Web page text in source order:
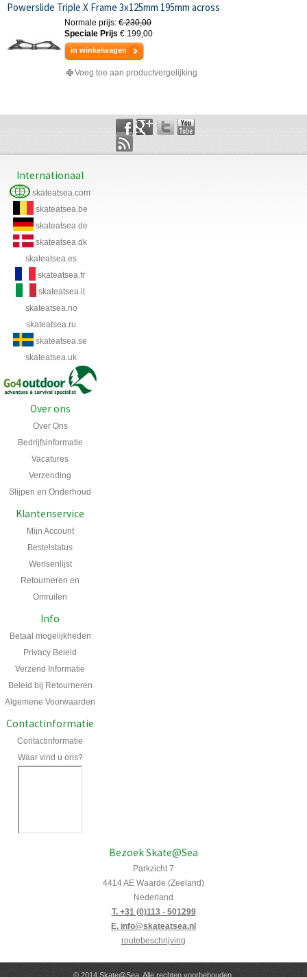
Powerslide Triple X Frame 3x125mm 195mm across
Normale prijs: € 230,00
Speciale Prijs € 199,00
in winkelwagen
Voeg toe aan productvergelijking
Internationaal
skateatsea.com
skateatsea.be
skateatsea.de
skateatsea.dk
skateatsea.es
skateatsea.fr
skateatsea.it
skateatsea.no
skateatsea.ru
skateatsea.se
skateatsea.uk
Over ons
Over Ons
Bedrijfsinformatie
Vacatures
Verzending
Slijpen en Onderhoud
Klantenservice
Mijn Account
Bestelstatus
Wensenlijst
Retourneren en
Omruilen
Info
Betaal mogelijkheden
Privacy Beleid
Verzend Informatie
Beleid bij Retourneren
Algemene Voorwaarden
Contactinformatie
Contactinformatie
Waar vind u ons?
Bezoek Skate@Sea
Parkzicht 7
4414 AE Waarde (Zeeland)
Nederland
T. +31 (0)113 - 501299
E. info@skateatsea.nl
routebeschrijving
© 2014 Skate@Sea. Alle rechten voorbehouden.